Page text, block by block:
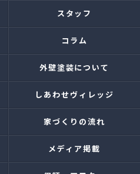
スタッフ
コラム
外壁塗装について
しあわせヴィレッジ
家づくりの流れ
メディア掲載